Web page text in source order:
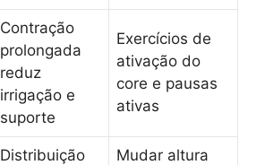
Contração
prolongada
reduz
irrigação e
suporte
Exercícios de
ativação do
core e pausas
ativas
Distribuição
Mudar altura